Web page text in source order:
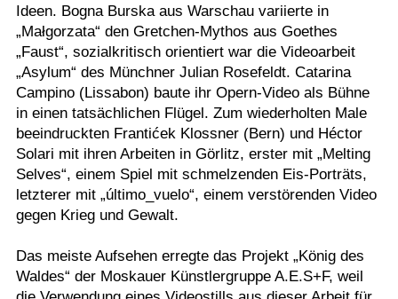
Ideen. Bogna Burska aus Warschau variierte in
„Małgorzata“ den Gretchen-Mythos aus Goethes
„Faust“, sozialkritisch orientiert war die Videoarbeit
„Asylum“ des Münchner Julian Rosefeldt. Catarina
Campino (Lissabon) baute ihr Opern-Video als Bühne
in einen tatsächlichen Flügel. Zum wiederholten Male
beeindruckten Frantićek Klossner (Bern) und Héctor
Solari mit ihren Arbeiten in Görlitz, erster mit „Melting
Selves“, einem Spiel mit schmelzenden Eis-Porträts,
letzterer mit „último_vuelo“, einem verstörenden Video
gegen Krieg und Gewalt.
Das meiste Aufsehen erregte das Projekt „König des
Waldes“ der Moskauer Künstlergruppe A.E.S+F, weil